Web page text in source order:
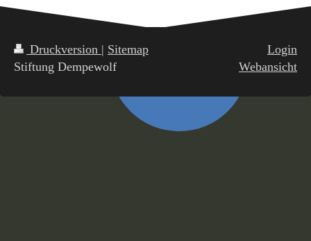
Druckversion | Sitemap
Stiftung Dempewolf
Login
Webansicht